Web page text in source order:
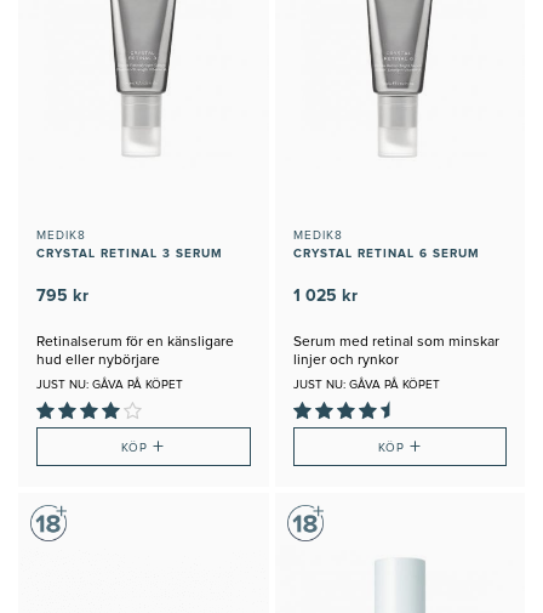
MEDIK8
CRYSTAL RETINAL 3 SERUM
795 kr
Retinalserum för en känsligare
hud eller nybörjare
JUST NU: GÅVA PÅ KÖPET
KÖP+
MEDIK8
CRYSTAL RETINAL 6 SERUM
1 025 kr
Serum med retinal som minskar
linjer och rynkor
JUST NU: GÅVA PÅ KÖPET
KÖP +